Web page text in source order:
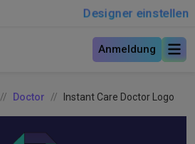
Designer einstellen
Anmeldung
Doctor Instant Care Doctor Logo